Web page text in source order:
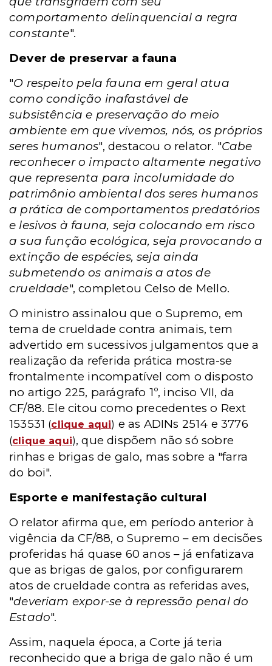
comportamento delinquencial a regra
constante".
Dever de preservar a fauna
"O respeito pela fauna em geral atua
como condição inafastável de
subsistência e preservação do meio
ambiente em que vivemos, nós, os próprios
seres humanos", destacou o relator. "Cabe
reconhecer o impacto altamente negativo
que representa para incolumidade do
patrimônio ambiental dos seres humanos
a prática de comportamentos predatórios
e lesivos à fauna, seja colocando em risco
a sua função ecológica, seja provocando a
extinção de espécies, seja ainda
submetendo os animais a atos de
crueldade", completou Celso de Mello.
O ministro assinalou que o Supremo, em
tema de crueldade contra animais, tem
advertido em sucessivos julgamentos que a
realização da referida prática mostra-se
frontalmente incompatível com o disposto
no artigo 225, parágrafo 1º, inciso VII, da
CF/88. Ele citou como precedentes o Rext
153531 (clique aqui) e as ADINs 2514 e 3776
(clique aqui), que dispõem não só sobre
rinhas e brigas de galo, mas sobre a "farra
do boi".
Esporte e manifestação cultural
O relator afirma que, em período anterior à
vigência da CF/88, o Supremo – em decisões
proferidas há quase 60 anos – já enfatizava
que as brigas de galos, por configurarem
atos de crueldade contra as referidas aves,
"deveriam expor-se à repressão penal do
Estado".
Assim, naquela época, a Corte já teria
reconhecido que a briga de galo não é um